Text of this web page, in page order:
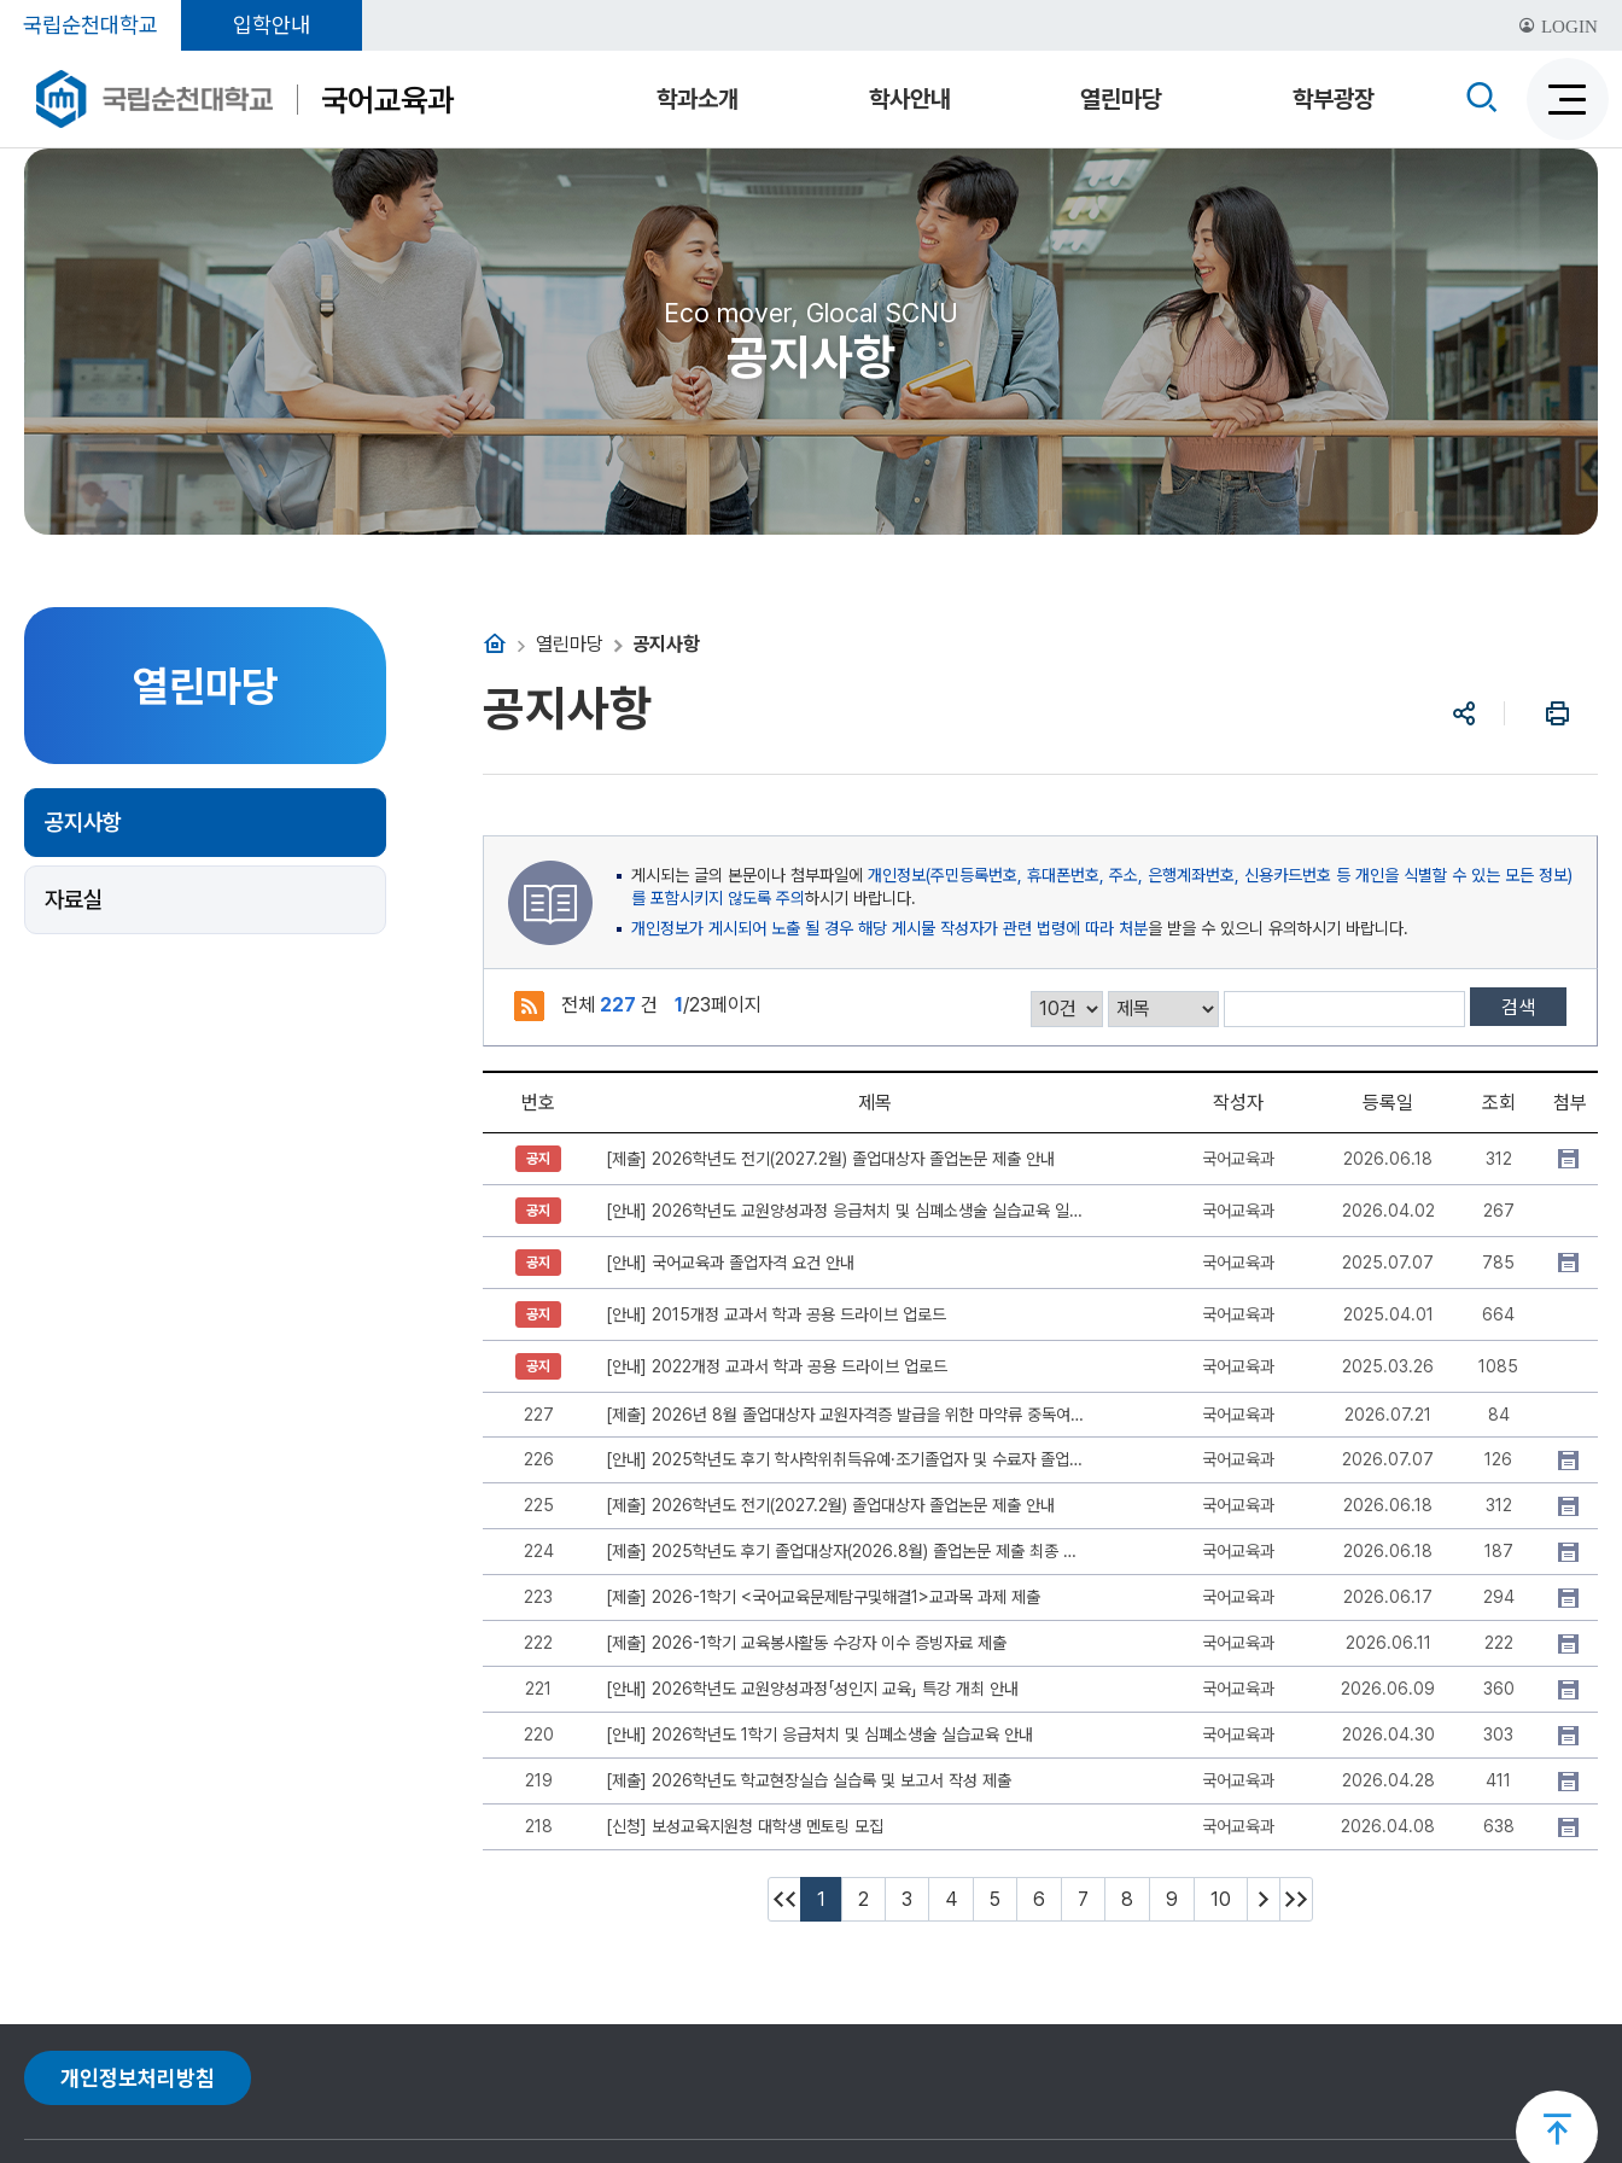
국립순천대학교 입학안내 LOGIN
국어교육과 학과소개 학사안내 열린마당 학부광장
색
성
화
색
Eco mover, Glocal SCNU
공지사항
홈 열린마당 공지사항
열린마당
공지사항
자료실
공
프
린
공지사항
게시되는 글의 본문이나 첨부파일에 개인정보(주민등록번호, 휴대폰번호, 주소, 은행계좌번호, 신용카드번호 등 개인을 식별할 수 있는 모든 정보)
를 포함시키지 않도록 주의하시기 바랍니다.
개인정보가 게시되어 노출 될 경우 해당 게시물 작성자가 관련 법령에 따라 처분을 받을 수 있으니 유의하시기 바랍니다.
전체 227 건 1/23페이지 검색
사
게
번
제
작
자,
록
조
첨
로
성
번호 제목 작성자 등록일 조회 첨부
공지 [제출] 2026학년도 전기(2027.2월) 졸업대상자 졸업논문 제출 안내 국어교육과 2026.06.18 312
공지 [안내] 2026학년도 교원양성과정 응급처치 및 심폐소생술 실습교육 일정 안내 국어교육과 2026.04.02 267
공지 [안내] 국어교육과 졸업자격 요건 안내 국어교육과 2025.07.07 785
공지 [안내] 2015개정 교과서 학과 공용 드라이브 업로드 국어교육과 2025.04.01 664
공지 [안내] 2022개정 교과서 학과 공용 드라이브 업로드 국어교육과 2025.03.26 1085
227 [제출] 2026년 8월 졸업대상자 교원자격증 발급을 위한 마약류 중독여부 검사 결과 제출 국어교육과 2026.07.21 84
226 [안내] 2025학년도 후기 학사학위취득유예·조기졸업자 및 수료자 졸업사정 신청 안내 국어교육과 2026.07.07 126
225 [제출] 2026학년도 전기(2027.2월) 졸업대상자 졸업논문 제출 안내 국어교육과 2026.06.18 312
224 [제출] 2025학년도 후기 졸업대상자(2026.8월) 졸업논문 제출 최종 안내 국어교육과 2026.06.18 187
223 [제출] 2026-1학기 <국어교육문제탐구및해결1>교과목 과제 제출 국어교육과 2026.06.17 294
222 [제출] 2026-1학기 교육봉사활동 수강자 이수 증빙자료 제출 국어교육과 2026.06.11 222
221 [안내] 2026학년도 교원양성과정「성인지 교육」 특강 개최 안내 국어교육과 2026.06.09 360
220 [안내] 2026학년도 1학기 응급처치 및 심폐소생술 실습교육 안내 국어교육과 2026.04.30 303
219 [제출] 2026학년도 학교현장실습 실습록 및 보고서 작성 제출 국어교육과 2026.04.28 411
218 [신청] 보성교육지원청 대학생 멘토링 모집 국어교육과 2026.04.08 638
1 2 3 4 5 6 7 8 9 10
개인정보처리방침
상